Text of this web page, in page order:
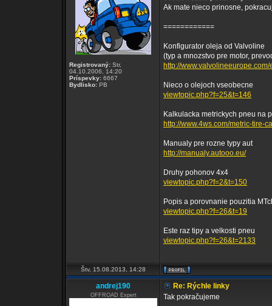
Registrovaný: Str,
04.10.2006, 14:20
Príspevky: 6667
Bydlisko: PB
Ak mate nieco prinosne,
============
Konfigurator oleja od Valvoline
(typ a mnozstvo pre motor,
http://
Nieco o olejoch vseobecne
viewtopic.php?f=25&t=146
Kalkulacka metrickych pneu na
http://www.4ws.com/metric-tire-
Manualy pre rozne typy aut
http://manualy.autooo.eu/
Druhy pohonov 4x4
viewtopic.php?f=2&t=150
Popis a porovnanie pouzitia
viewtopic.php?f=26&t=19
Este raz tipy a velkosti pneu
viewtopic.php?f=26&t=2133
Štv, 15.08.2013, 14:28
andrej190
OFFROAD Expert
Re: Rýchle linky
Tak pokračujeme